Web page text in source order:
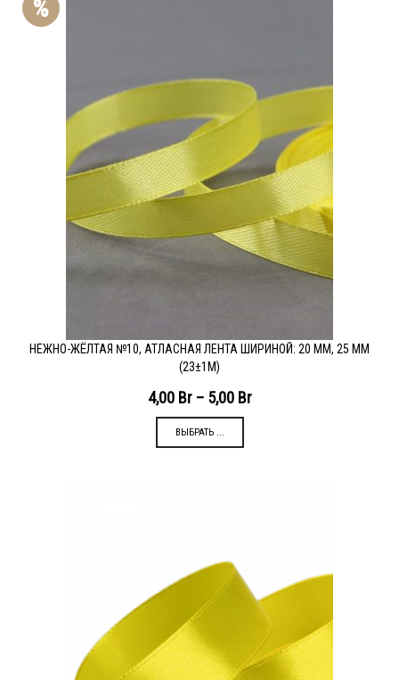
%
НЕЖНО-ЖЁЛТАЯ №10, АТЛАСНАЯ ЛЕНТА ШИРИНОЙ: 20 ММ, 25 ММ
(23±1М)
4,00 Br– 5,00 Br
ВЫБРАТЬ ...